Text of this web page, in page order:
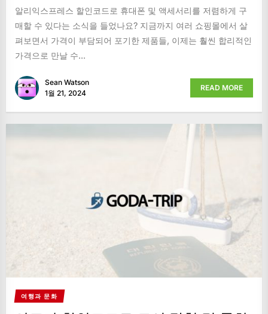
알리익스프레스 할인코드로 휴대폰 및 액세서리를 저렴하게 구
매할 수 있다는 소식을 들었나요? 지금까지 여러 쇼핑몰에서 살
펴보면서 가격이 부담되어 포기한 제품들, 이제는 훨씬 합리적인
가격으로 만날 수...
Sean Watson
1월 21, 2024
READ MORE
여행과 문화